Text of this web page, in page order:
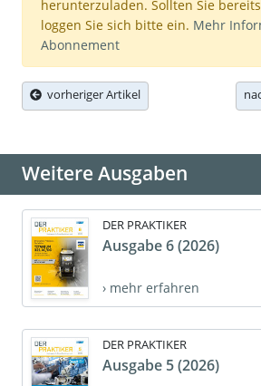
herunterzuladen. Sollten Sie
loggen Sie sich bitte ein. Mehr
Abonnement
vorheriger Artikel
Weitere Ausgaben
DER PRAKTIKER
Ausgabe 6 (2026)
› mehr erfahren
DER PRAKTIKER
Ausgabe 5 (2026)